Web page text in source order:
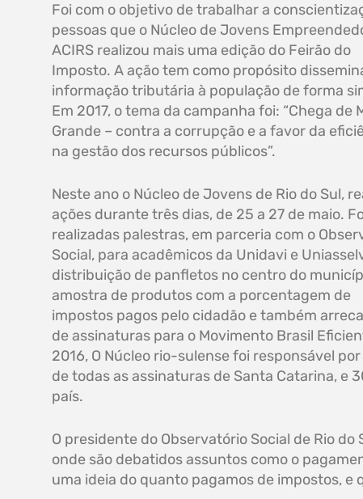
Foi com o objetivo de trabalhar a
pessoas que o Núcleo de Jovens
ACIRS realizou mais uma edição do Feirão do
Imposto. A ação tem como propósito
informação tributária à população de forma
Em 2017, o tema da campanha foi: “Chega de
Grande – contra a corrupção e a favor da
na gestão dos recursos públicos”.
Neste ano o Núcleo de Jovens de Rio do Sul,
ações durante três dias, de 25 a 27 de maio.
realizadas palestras, em parceria com o
Social, para acadêmicos da Unidavi e
distribuição de panfletos no centro do
amostra de produtos com a porcentagem de
impostos pagos pelo cidadão e também
de assinaturas para o Movimento Brasil
2016, O Núcleo rio-sulense foi responsável por
de todas as assinaturas de Santa Catarina, e
país.
O presidente do Observatório Social de Rio
onde são debatidos assuntos como o
uma ideia do quanto pagamos de impostos, e